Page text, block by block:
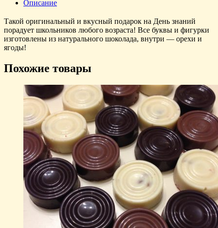
Описание
Такой оригинальный и вкусный подарок на День знаний
порадует школьников любого возраста! Все буквы и фигурки
изготовлены из натурального шоколада, внутри — орехи и
ягоды!
Похожие товары